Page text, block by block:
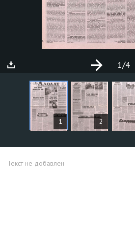
1 2
1/4
СТАТЬИ
Текст не добавлен